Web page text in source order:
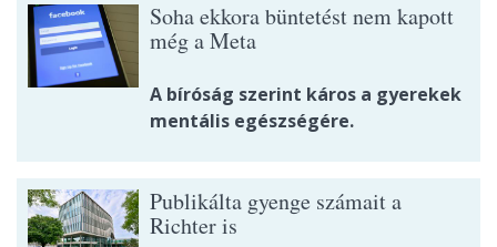
Soha ekkora büntetést nem kapott
még a Meta
A bíróság szerint káros a gyerekek
mentális egészségére.
Publikálta gyenge számait a
Richter is